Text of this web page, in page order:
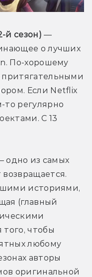
й сезон) —
о лучших
По-хорошему
Если Netflix
то регулярно
С 13
одно из самых
историями,
(главный
чтобы
любому
авторы
оригинальной